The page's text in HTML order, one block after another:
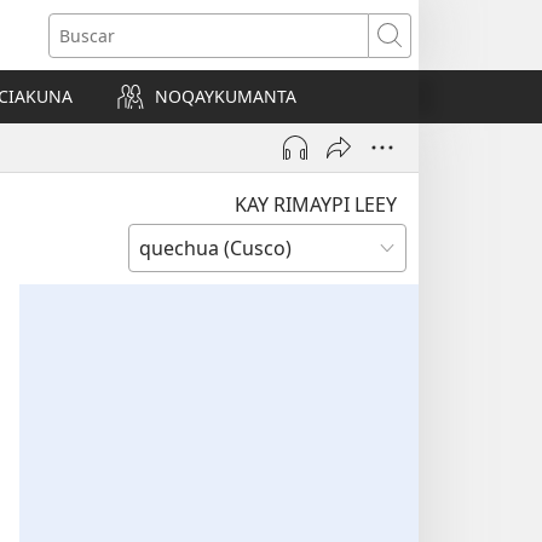
Buscar
NOQAYKUMANTA
KAY RIMAYPI LEEY